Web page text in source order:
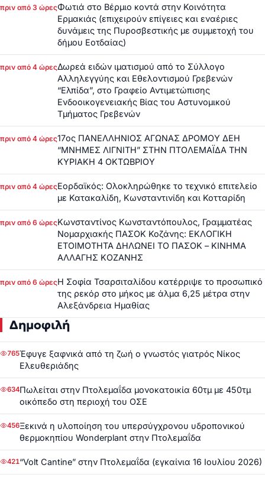
πριν από 3 ώρεςΦωτιά στο Βέρμιο κοντά στην Κοινότητα
Ερμακιάς (επιχειρούν επίγειες και εναέριες
δυνάμεις της Πυροσβεστικής με συμμετοχή του
δήμου Εοτδαίας)
πριν από 4 ώρεςΔωρεά ειδών ιματισμού από το Σύλλογο
Αλληλεγγύης και Εθελοντισμού Γρεβενών
“Ελπίδα”, στο Γραφείο Αντιμετώπισης
Ενδοοικογενειακής Βίας του Αστυνομικού
Τμήματος Γρεβενών
πριν από 4 ώρες17ος ΠΑΝΕΛΛΗΝΙΟΣ ΑΓΩΝΑΣ ΔΡΟΜΟΥ ΔΕΗ
“ΜΝΗΜΕΣ ΛΙΓΝΙΤΗ” ΣΤΗΝ ΠΤΟΛΕΜΑΪΔΑ ΤΗΝ
ΚΥΡΙΑΚΗ 4 ΟΚΤΩΒΡΙΟΥ
πριν από 4 ώρεςΕορδαϊκός: Ολοκληρώθηκε το τεχνικό επιτελείο
με Κατακαλίδη, Κωνσταντινίδη και Κοτταρίδη
πριν από 6 ώρεςΚωνσταντίνος Κωνσταντόπουλος, Γραμματέας
Νομαρχιακής ΠΑΣΟΚ Κοζάνης: ΕΚΛΟΓΙΚΗ
ΕΤΟΙΜΟΤΗΤΑ ΔΗΛΩΝΕΙ ΤΟ ΠΑΣΟΚ – ΚΙΝΗΜΑ
ΑΛΛΑΓΗΣ ΚΟΖΑΝΗΣ
πριν από 6 ώρεςΗ Σοφία Τσαρσιταλίδου κατέρριψε το προσωπικό
της ρεκόρ στο μήκος με άλμα 6,25 μέτρα στην
Αλεξάνδρεια Ημαθίας
Δημοφιλή
765Έφυγε ξαφνικά από τη ζωή ο γνωστός γιατρός Νίκος
Ελευθεριάδης
634Πωλείται στην Πτολεμαΐδα μονοκατοικία 60τμ με 450τμ
οικόπεδο στη περιοχή του ΟΣΕ
456Ξεκινά η υλοποίηση του υπερσύγχρονου υδροπονικού
θερμοκηπίου Wonderplant στην Πτολεμαΐδα
421“Volt Cantine” στην Πτολεμαΐδα (εγκαίνια 16 Ιουλίου 2026)